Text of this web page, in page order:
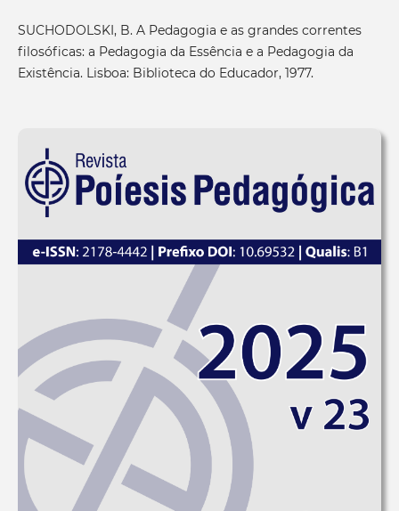
SUCHODOLSKI, B. A Pedagogia e as grandes correntes
filosóficas: a Pedagogia da Essência e a Pedagogia da
Existência. Lisboa: Biblioteca do Educador, 1977.